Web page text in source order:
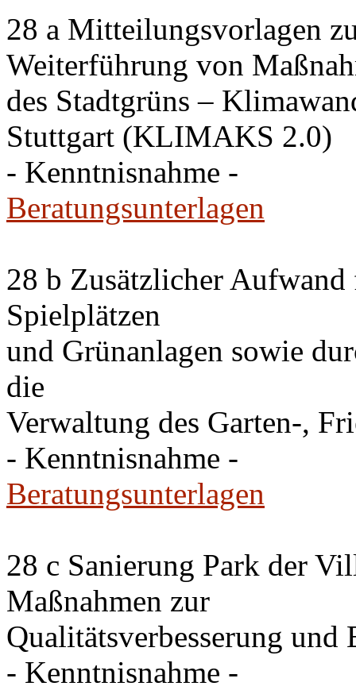
28 a Mitteilungsvorlagen
Weiterführung von
des Stadtgrüns –
Stuttgart (KLIMAKS 2.0)
- Kenntnisnahme -
Beratungsunterlagen
28 b Zusätzlicher
Spielplätzen
und Grünanlagen sowie
die
Verwaltung des Garten-,
- Kenntnisnahme -
Beratungsunterlagen
28 c Sanierung Park der
Maßnahmen zur
Qualitätsverbesserung
- Kenntnisnahme -